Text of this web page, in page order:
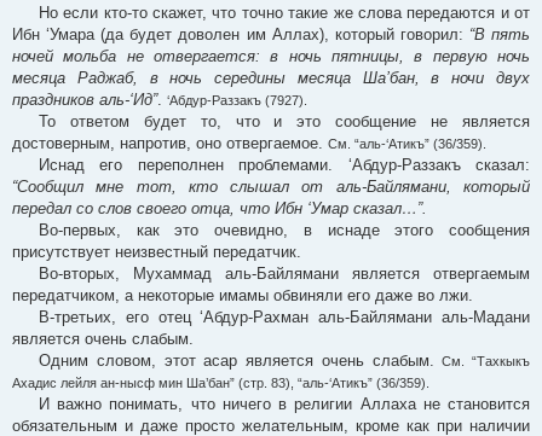
Но если кто-то скажет, что точно такие же слова передаются и от
Ибн ‘Умара (да будет доволен им Аллах), который говорил: “В пять
ночей мольба не отвергается: в ночь пятницы, в первую ночь
месяца Раджаб, в ночь середины месяца Ша’бан, в ночи двух
праздников аль-‘Ид”. ‘Абдур-Раззакъ (7927).
То ответом будет то, что и это сообщение не является
достоверным, напротив, оно отвергаемое.
См. “аль-‘Атикъ” (36/359).
Иснад его переполнен проблемами. ‘Абдур-Раззакъ сказал:
“Сообщил мне тот, кто слышал от аль-Байлямани, который
передал со слов своего отца, что Ибн ‘Умар сказал…”.
Во-первых, как это очевидно, в иснаде этого сообщения
присутствует неизвестный передатчик.
Во-вторых, Мухаммад аль-Байлямани является отвергаемым
передатчиком, а некоторые имамы обвиняли его даже во лжи.
В-третьих, его отец ‘Абдур-Рахман аль-Байлямани аль-Мадани
является очень слабым.
Одним словом, этот асар является очень слабым.См. “Тахкыкъ
Ахадис лейля ан-нысф мин Ша’бан” (стр. 83), “аль-‘Атикъ” (36/359).
И важно понимать, что ничего в религии Аллаха не становится
обязательным и даже просто желательным, кроме как при наличии